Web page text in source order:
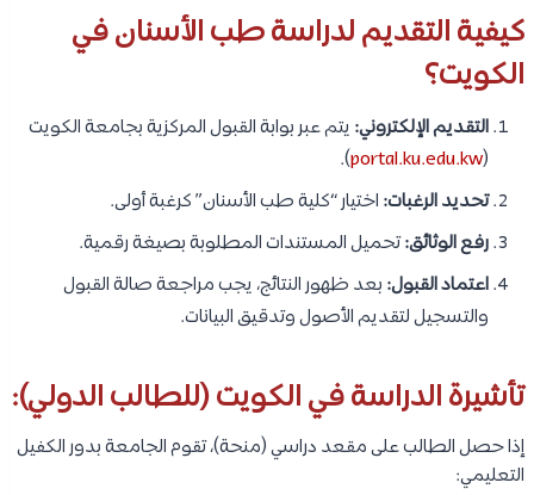
كيفية التقديم لدراسة طب الأسنان في
الكويت؟
التقديم الإلكتروني: يتم عبر بوابة القبول المركزية بجامعة الكويت
(
portal.ku.edu.kw
).
تحديد الرغبات: اختيار “كلية طب الأسنان” كرغبة أولى.
رفع الوثائق:تحميل المستندات المطلوبة بصيغة رقمية.
اعتماد القبول: بعد ظهور النتائج، يجب مراجعة صالة القبول
والتسجيل لتقديم الأصول وتدقيق البيانات.
تأشيرة الدراسة في الكويت (للطالب الدولي):
إذا حصل الطالب على مقعد دراسي (منحة)، تقوم الجامعة بدور الكفيل
التعليمي: